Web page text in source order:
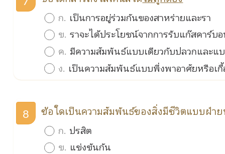
ก. เป็นการอยู่ร่วมกันของสาหร่ายและรา
ข. ราจะได้ประโยชน์จากการรับแก๊สคาร์บ
ค. มีความสัมพันธ์แบบเดียวกับปลวกและแ
ง. เป็นความสัมพันธ์แบบพึ่งพาอาศัยหรือเ
8
ข้อใดเป็นความสัมพันธ์ของสิ่งมีชีวิตแบบฝ่า
ก. ปรสิต
ข. แข่งขันกัน